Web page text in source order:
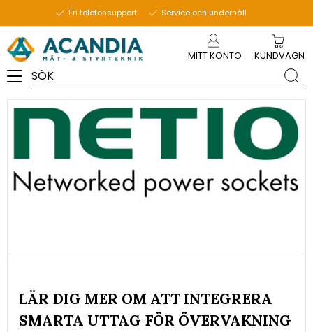
Fri telefonsupport Service och underhåll
MITT KONTO KUNDVAGN
LÄR DIG MER OM ATT INTEGRERA
SMARTA UTTAG FÖR ÖVERVAKNING